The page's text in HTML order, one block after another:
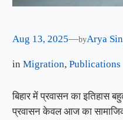
Aug 13, 2025—byArya
inMigration, Publications
बिहार में प्रवासन का इतिहास
प्रवासन केवल आज का